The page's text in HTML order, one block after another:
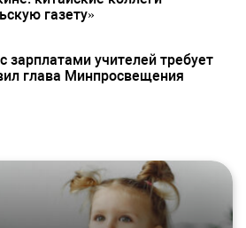
газету»
учителей требует
глава Минпросвещения